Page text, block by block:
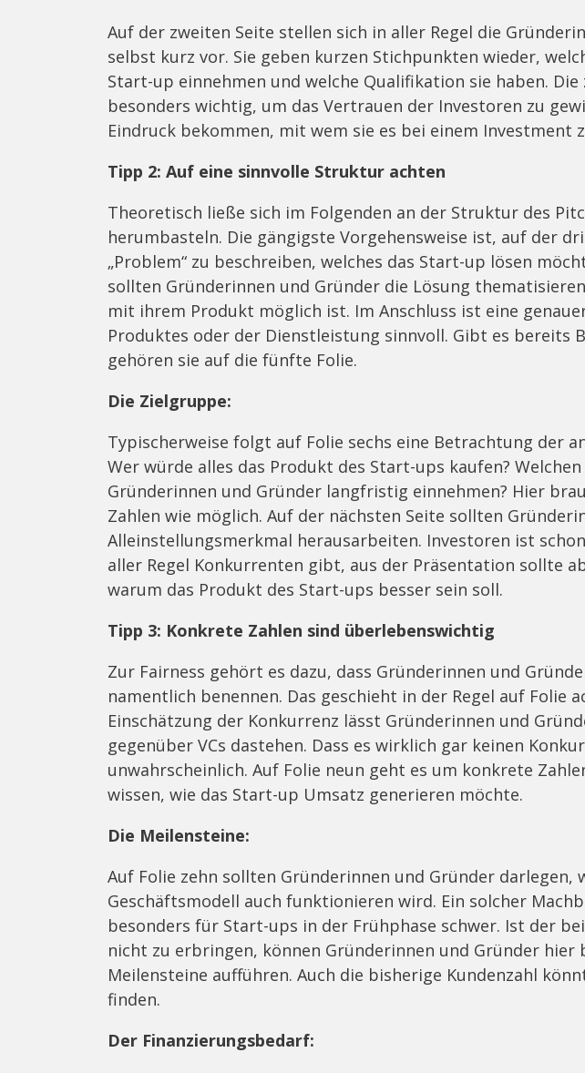
Auf der zweiten Seite stellen sich in aller Regel die
selbst kurz vor. Sie geben kurzen Stichpunkten wieder,
Start-up einnehmen und welche Qualifikation sie haben.
besonders wichtig, um das Vertrauen der Investoren zu
Eindruck bekommen, mit wem sie es bei einem Investment
Tipp 2: Auf eine sinnvolle Struktur achten
Theoretisch ließe sich im Folgenden an der Struktur des
herumbasteln. Die gängigste Vorgehensweise ist, auf der
„Problem“ zu beschreiben, welches das Start-up lösen
sollten Gründerinnen und Gründer die Lösung
mit ihrem Produkt möglich ist. Im Anschluss ist eine
Produktes oder der Dienstleistung sinnvoll. Gibt es bereits
gehören sie auf die fünfte Folie.
Die Zielgruppe:
Typischerweise folgt auf Folie sechs eine Betrachtung der
Wer würde alles das Produkt des Start-ups kaufen?
Gründerinnen und Gründer langfristig einnehmen? Hier
Zahlen wie möglich. Auf der nächsten Seite sollten
Alleinstellungsmerkmal herausarbeiten. Investoren ist
aller Regel Konkurrenten gibt, aus der Präsentation sollte
warum das Produkt des Start-ups besser sein soll.
Tipp 3: Konkrete Zahlen sind überlebenswichtig
Zur Fairness gehört es dazu, dass Gründerinnen und
namentlich benennen. Das geschieht in der Regel auf Folie
Einschätzung der Konkurrenz lässt Gründerinnen und
gegenüber VCs dastehen. Dass es wirklich gar keinen
unwahrscheinlich. Auf Folie neun geht es um konkrete
wissen, wie das Start-up Umsatz generieren möchte.
Die Meilensteine:
Auf Folie zehn sollten Gründerinnen und Gründer darlegen,
Geschäftsmodell auch funktionieren wird. Ein solcher
besonders für Start-ups in der Frühphase schwer. Ist der
nicht zu erbringen, können Gründerinnen und Gründer hier
Meilensteine aufführen. Auch die bisherige Kundenzahl
finden.
Der Finanzierungsbedarf: